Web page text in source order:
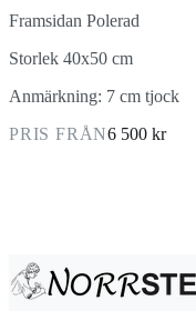
Framsidan Polerad
Storlek 40x50 cm
Anmärkning: 7 cm tjock
PRIS FRÅN6 500 kr